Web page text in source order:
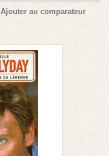
Ajouter au comparateur